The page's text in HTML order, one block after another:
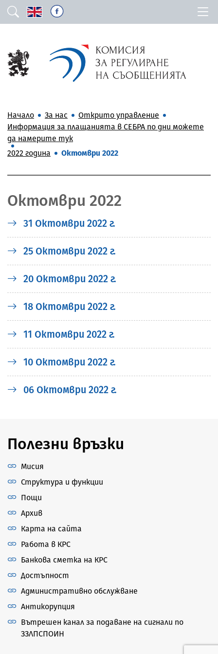
Начало За нас
Открито управление
Информация за плащанията в СЕБРА по дни можете
да намерите тук
2022 година
Октомври 2022
Октомври 2022
31 Октомври 2022 г.
25 Октомври 2022 г.
20 Октомври 2022 г.
18 Октомври 2022 г.
11 Октомври 2022 г.
10 Октомври 2022 г.
06 Октомври 2022 г.
Полезни връзки
Мисия
Структура и функции
Пощи
Архив
Карта на сайта
Работа в КРС
Банкова сметка на КРС
Достъпност
Административно обслужване
Антикорупция
Вътрешен канал за подаване на сигнали по
ЗЗЛПСПОИН